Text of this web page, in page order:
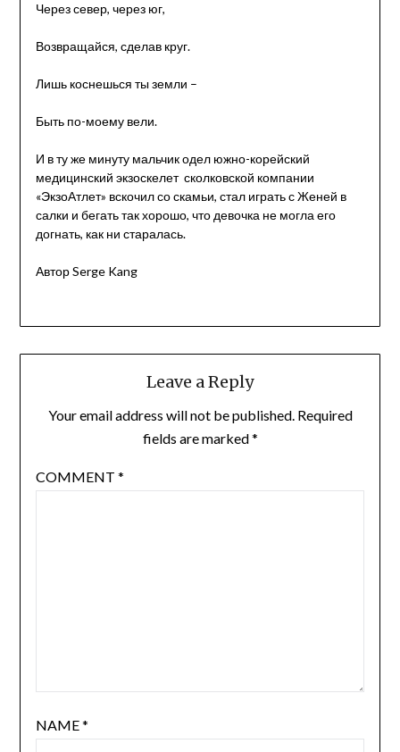
Через север, через юг,
Возвращайся, сделав круг.
Лишь коснешься ты земли –
Быть по-моему вели.
И в ту же минуту мальчик одел южно-корейский
медицинский экзоскелет сколковской компании
«ЭкзоАтлет» вскочил со скамьи, стал играть с Женей в
салки и бегать так хорошо, что девочка не могла его
догнать, как ни старалась.
Автор Serge Kang
Leave a Reply
Your email address will not be published. Required
fields are marked*
COMMENT *
NAME*